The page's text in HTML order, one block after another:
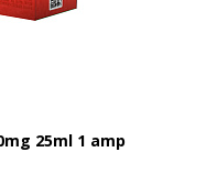
25ml 1 amp